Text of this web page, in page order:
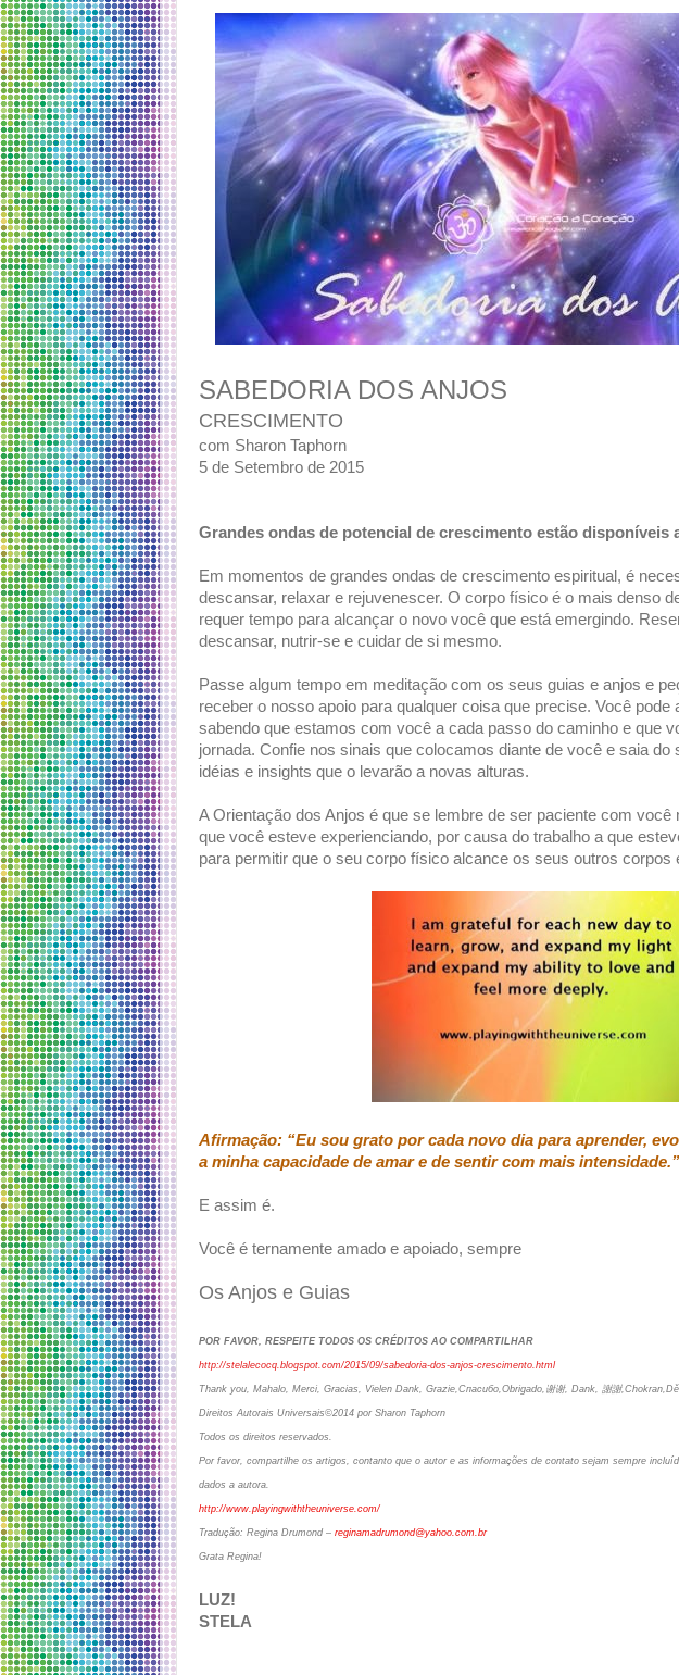
SABEDORIA DOS ANJOS
CRESCIMENTO
com Sharon Taphorn
5 de Setembro de 2015
Grandes ondas de potencial de crescimento estão disponíveis
Em momentos de grandes ondas de crescimento espiritual, é
descansar, relaxar e rejuvenescer. O corpo físico é o mais denso
requer tempo para alcançar o novo você que está emergindo.
descansar, nutrir-se e cuidar de si mesmo.
Passe algum tempo em meditação com os seus guias e anjos e
receber o nosso apoio para qualquer coisa que precise. Você
sabendo que estamos com você a cada passo do caminho e que
jornada. Confie nos sinais que colocamos diante de você e saia do
idéias e insights que o levarão a novas alturas.
A Orientação dos Anjos é que se lembre de ser paciente com
que você esteve experienciando, por causa do trabalho a que
para permitir que o seu corpo físico alcance os seus outros corpos
Afirmação: “Eu sou grato por cada novo dia para aprender,
a minha capacidade de amar e de sentir com mais intensidade.”
E assim é.
Você é ternamente amado e apoiado, sempre
Os Anjos e Guias
POR FAVOR, RESPEITE TODOS OS CRÉDITOS AO COMPARTILHAR
http://stelalecocq.blogspot.com/2015/09/sabedoria-dos-anjos-crescimento.html
Thank you, Mahalo, Merci, Gracias, Vielen Dank, Grazie,Спасибо,Obrigado,谢谢, Dank, 謝謝
Direitos Autorais Universais©2014 por Sharon Taphorn
Todos os direitos reservados.
Por favor, compartilhe os artigos, contanto que o autor e as informações de contato sejam sempre
dados a autora.
http://www.playingwiththeuniverse.com/
Tradução: Regina Drumond – reginamadrumond@yahoo.com.br
Grata Regina!
LUZ!
STELA